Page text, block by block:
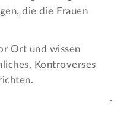
die die Frauen
Ort und wissen
Kontroverses
-